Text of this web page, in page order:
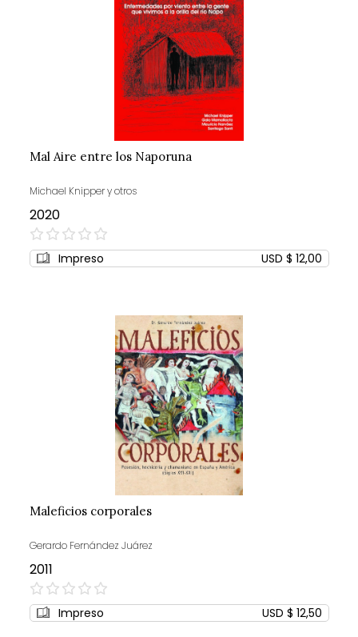
Mal Aire entre los Naporuna
Michael Knipper y otros
2020
0%
Impreso USD $ 12,00
Maleficios corporales
Gerardo Fernández Juárez
2011
0%
Impreso USD $ 12,50